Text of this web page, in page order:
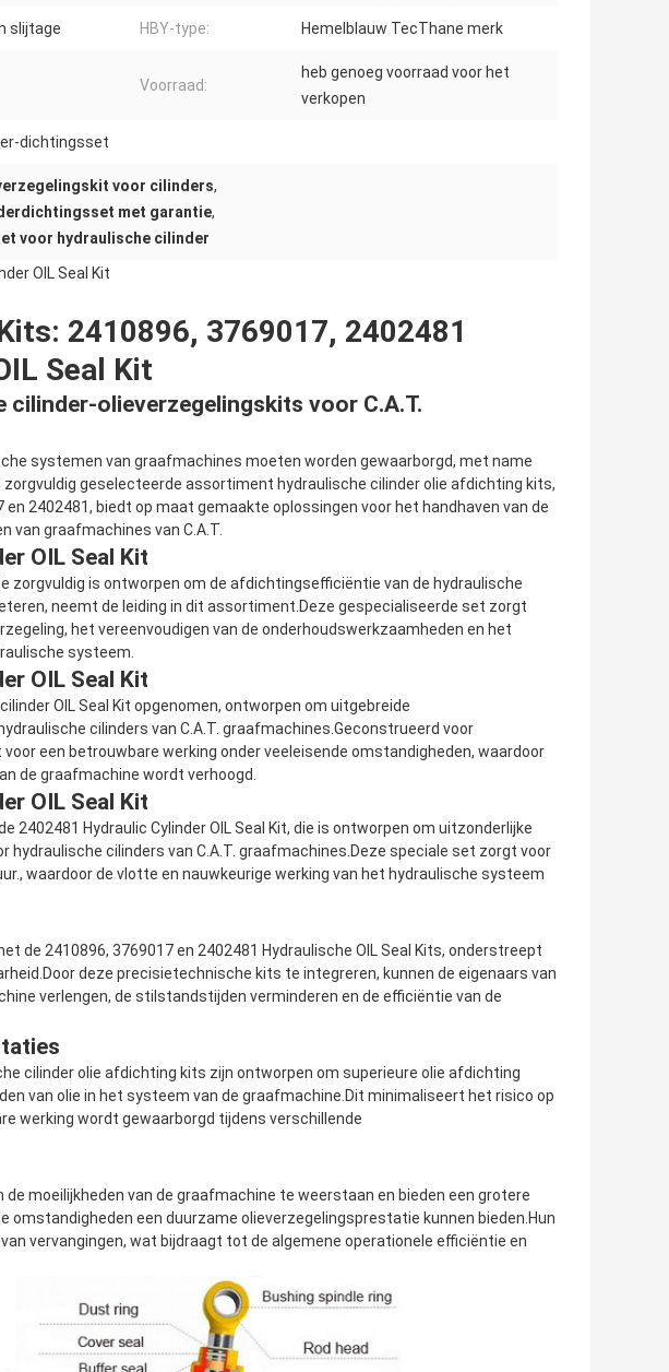
slijtage HBY-type: Hemelblauw TecThane merk
Voorraad:
heb genoeg voorraad voor het
verkopen
dichtingsset
voor cilinders,
met garantie,
voor hydraulische cilinder
OIL Seal Kit
2410896, 3769017, 2402481
Seal Kit
cilinder-olieverzegelingskits voor C.A.T.
systemen van graafmachines moeten worden gewaarborgd, met name
geselecteerde assortiment hydraulische cilinder olie afdichting kits,
2402481, biedt op maat gemaakte oplossingen voor het handhaven van de
van graafmachines van C.A.T.
OIL Seal Kit
zorgvuldig is ontworpen om de afdichtingsefficiëntie van de hydraulische
neemt de leiding in dit assortiment.Deze gespecialiseerde set zorgt
het vereenvoudigen van de onderhoudswerkzaamheden en het
systeem.
OIL Seal Kit
OIL Seal Kit opgenomen, ontworpen om uitgebreide
cilinders van C.A.T. graafmachines.Geconstrueerd voor
een betrouwbare werking onder veeleisende omstandigheden, waardoor
de graafmachine wordt verhoogd.
OIL Seal Kit
2402481 Hydraulic Cylinder OIL Seal Kit, die is ontworpen om uitzonderlijke
hydraulische cilinders van C.A.T. graafmachines.Deze speciale set zorgt voor
waardoor de vlotte en nauwkeurige werking van het hydraulische systeem
de 2410896, 3769017 en 2402481 Hydraulische OIL Seal Kits, onderstreept
deze precisietechnische kits te integreren, kunnen de eigenaars van
verlengen, de stilstandstijden verminderen en de efficiëntie van de
cilinder olie afdichting kits zijn ontworpen om superieure olie afdichting
van olie in het systeem van de graafmachine.Dit minimaliseert het risico op
werking wordt gewaarborgd tijdens verschillende
moeilijkheden van de graafmachine te weerstaan en bieden een grotere
omstandigheden een duurzame olieverzegelingsprestatie kunnen bieden.Hun
vervangingen, wat bijdraagt tot de algemene operationele efficiëntie en